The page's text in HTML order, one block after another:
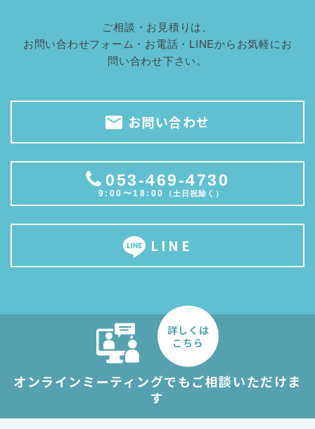
ご相談・お見積りは、
お問い合わせフォーム・お電話・LINEからお気軽にお
問い合わせ下さい。
お問い合わせ
053-469-4730
9:00〜18:00 （土日祝除く）
LINE
オンラインミーティングでもご相談いただけま
す
詳しくは
こちら